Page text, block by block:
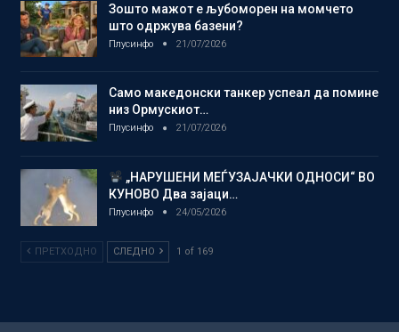
Зошто мажот е љубоморен на момчето
што одржува базени?
Плусинфо 21/07/2026
Само македонски танкер успеал да помине
низ Ормускиот…
Плусинфо 21/07/2026
„НАРУШЕНИ МЕЃУЗАЈАЧКИ ОДНОСИ“ ВО
КУНОВО Два зајаци…
Плусинфо 24/05/2026
ПРЕТХОДНО СЛЕДНО 1 of 169